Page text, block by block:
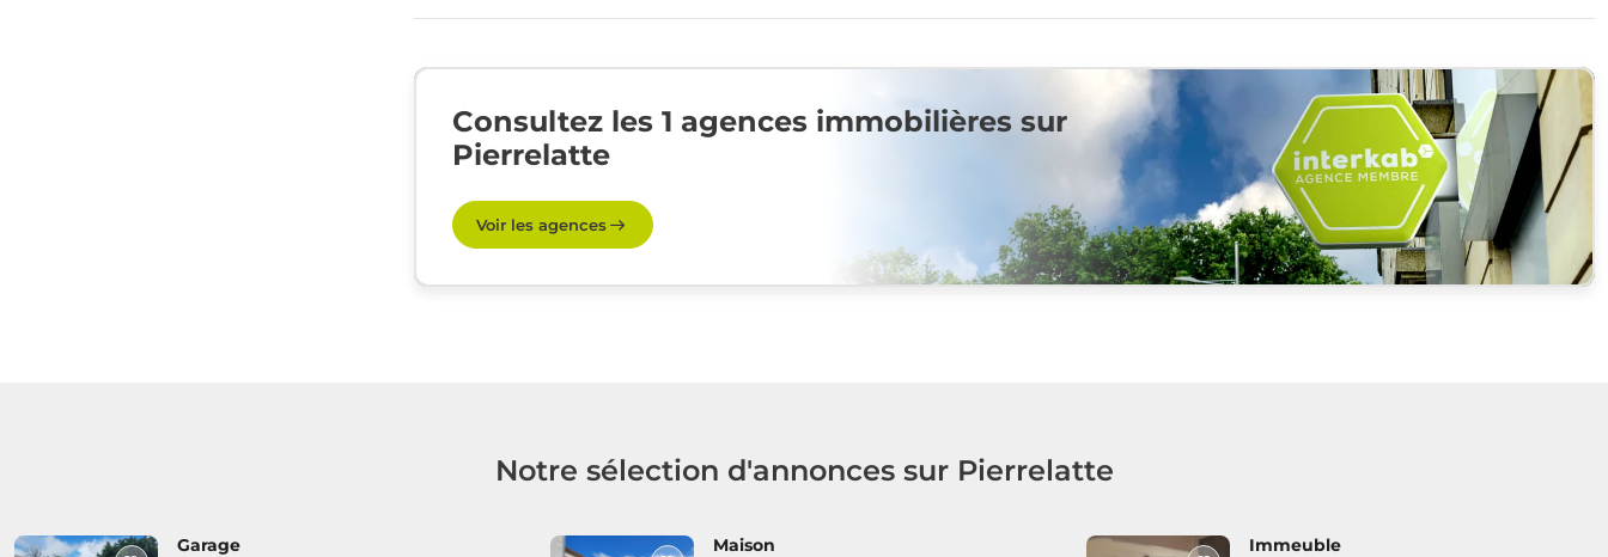
Consultez les 1 agences immobilières sur
Pierrelatte
Voir les agences
Notre sélection d'annonces sur Pierrelatte
Garage
Maison
Immeuble